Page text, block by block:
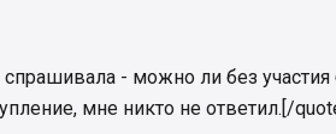
- можно ли без участия
мне никто не ответил.[/